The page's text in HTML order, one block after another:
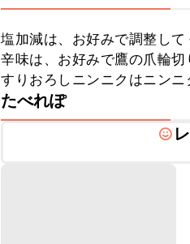
塩加減は、お好みで調整して
辛味は、お好みで鷹の爪輪切
すりおろしニンニクはニンニ
たべれぽ